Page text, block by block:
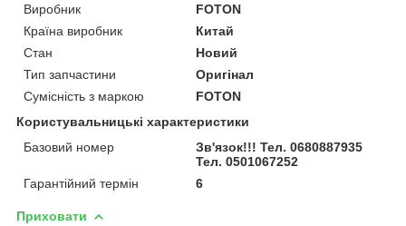
Виробник
FOTON
Країна виробник
Китай
Стан
Новий
Тип запчастини
Оригінал
Сумісність з маркою
FOTON
Користувальницькі характеристики
Базовий номер
Зв'язок!!! Тел. 0680887935
Тел. 0501067252
Гарантійний термін
6
Приховати